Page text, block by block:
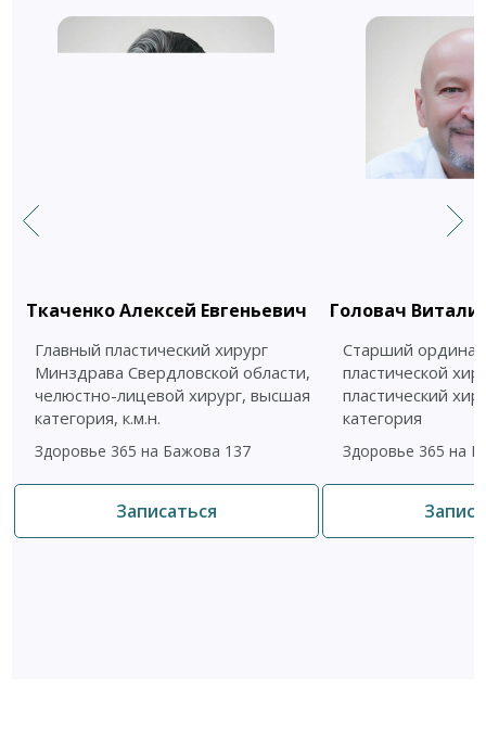
Ткаченко Алексей Евгеньевич
Главный пластический хирург
Минздрава Свердловской области,
челюстно-лицевой хирург, высшая
категория, к.м.н.
Здоровье 365 на Бажова 137
Записаться
Головач
Старший
пластической
пластический
категория
Здоровье 365 на